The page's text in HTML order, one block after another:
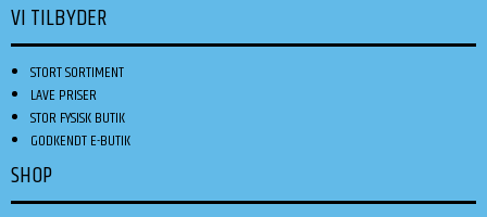
VI TILBYDER
STORT SORTIMENT
LAVE PRISER
STOR FYSISK BUTIK
GODKENDT E-BUTIK
SHOP